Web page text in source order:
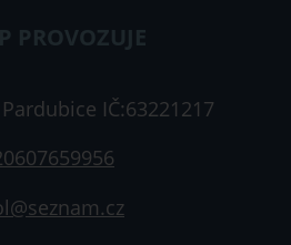
PROVOZUJE
IČ:63221217